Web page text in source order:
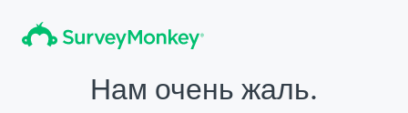
Нам очень жаль.